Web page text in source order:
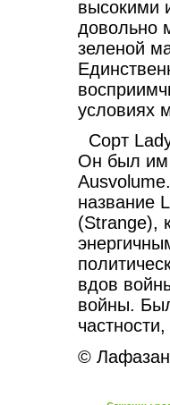
высокими
довольно
зеленой
условиях
Сорт
Он был им
название
(Strange),
вдов
войны.
©